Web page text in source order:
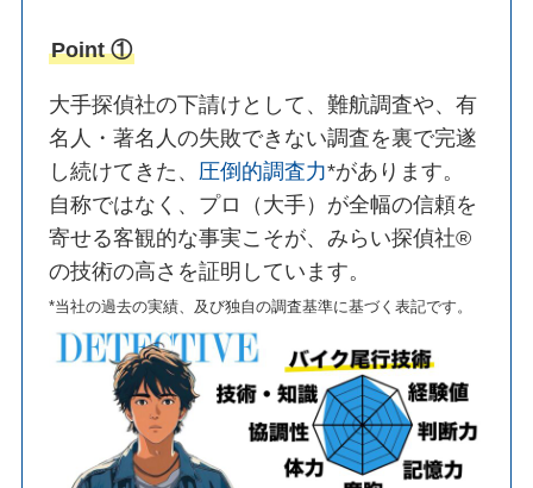
Point ①
大手探偵社の下請けとして、難航調査や、有
名人・著名人の失敗できない調査を裏で完遂
し続けてきた、 圧倒的調査力*があります。
自称ではなく、プロ（大手）が全幅の信頼を
寄せる客観的な事実こそが、みらい探偵社®︎
の技術の高さを証明しています。
*当社の過去の実績、及び独自の調査基準に基づく表記です。